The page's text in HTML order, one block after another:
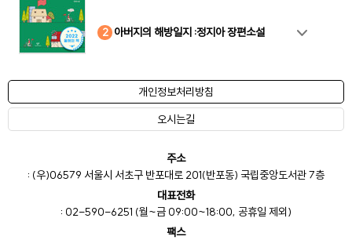
1
2 아버지의 해방일지 :정지아 장편소설
3
4
5
6
7
8
9
10
개인정보처리방침
오시는길
주소
: (우)06579 서울시 서초구 반포대로 201(반포동) 국립중앙도서관 7층
대표전화
: 02-590-6251 (월~금 09:00~18:00, 공휴일 제외)
팩스